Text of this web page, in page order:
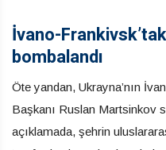
İvano-
bombalandı
Öte yandan, Ukrayna’nın
Başkanı Ruslan Martsinkov
açıklamada, şehrin